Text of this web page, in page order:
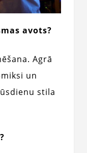
avots?
Agrā
un
stila